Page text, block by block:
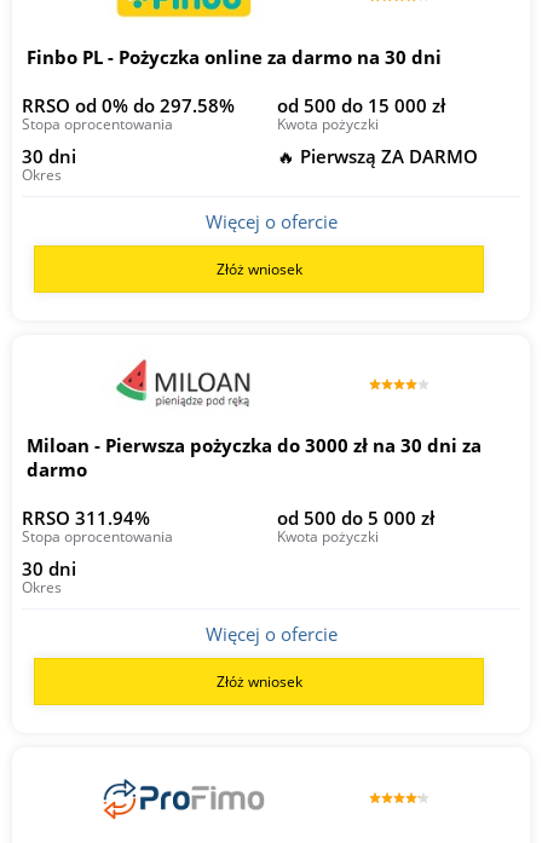
Finbo PL - Pożyczka online za darmo na 30 dni
RRSO od 0% do 297.58%
Stopa oprocentowania
od 500 do 15 000 zł
Kwota pożyczki
30 dni
Okres
🔥 Pierwszą ZA DARMO
Więcej o ofercie
Złóż wniosek
Miloan - Pierwsza pożyczka do 3000 zł na 30 dni za
darmo
RRSO 311.94%
Stopa oprocentowania
od 500 do 5 000 zł
Kwota pożyczki
30 dni
Okres
Więcej o ofercie
Złóż wniosek